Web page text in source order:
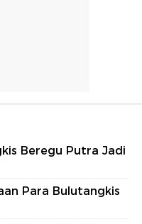
Beregu Putra Jadi
Para Bulutangkis